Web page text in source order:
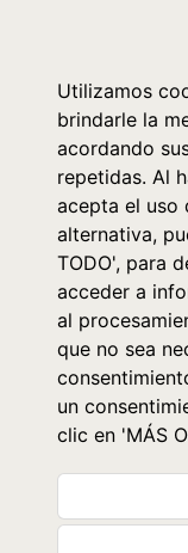
Utilizamos
brindarle la
acordando
repetidas. Al
acepta el uso
alternativa,
TODO', para
acceder a
al
que no sea
un
clic en 'MÁS